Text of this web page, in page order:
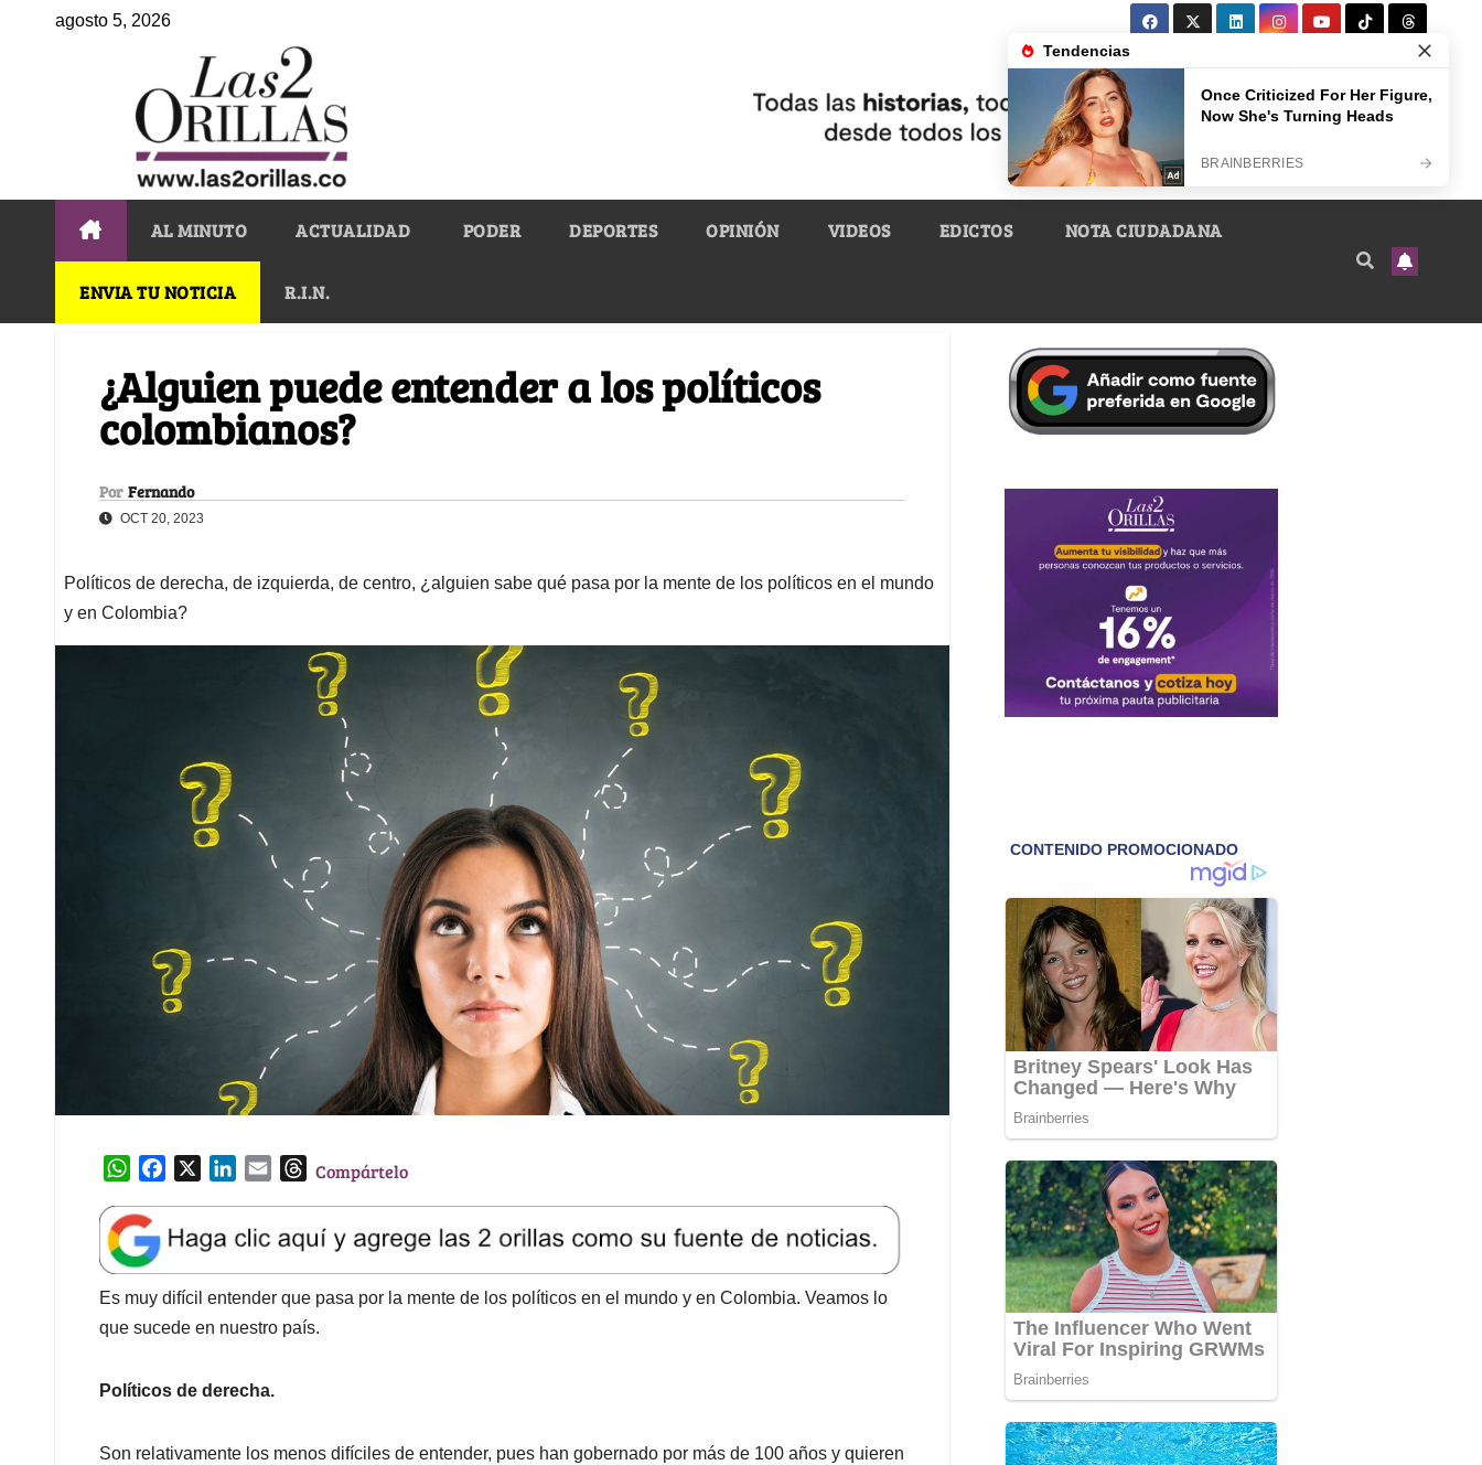
agosto 5, 2026
AL MINUTO ACTUALIDAD PODER DEPORTES OPINIÓN VIDEOS EDICTOS NOTA CIUDADANA
ENVIA TU NOTICIA R.I.N.
¿Alguien puede entender a los políticos
colombianos?
Por Fernando
OCT 20, 2023
Políticos de derecha, de izquierda, de centro, ¿alguien sabe qué pasa por la mente de los políticos en el mundo
y en Colombia?
W
a
t
s
A
p
e
b
o
o
k
e
d
I
l
T
e
a
d
s
Compártelo
Es muy difícil entender que pasa por la mente de los políticos en el mundo y en Colombia. Veamos lo
que sucede en nuestro país.
Políticos de derecha.
Son relativamente los menos difíciles de entender, pues han gobernado por más de 100 años y quieren